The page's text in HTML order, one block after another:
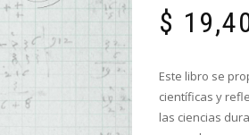
$
Este libro se
científicas y
las ciencias